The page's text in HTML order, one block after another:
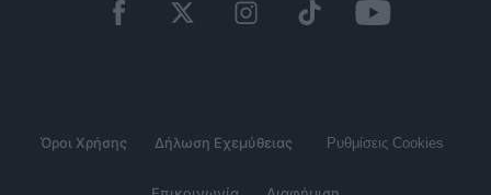
Όροι Χρήσης Δήλωση Εχεμύθειας Ρυθμίσεις Cookies